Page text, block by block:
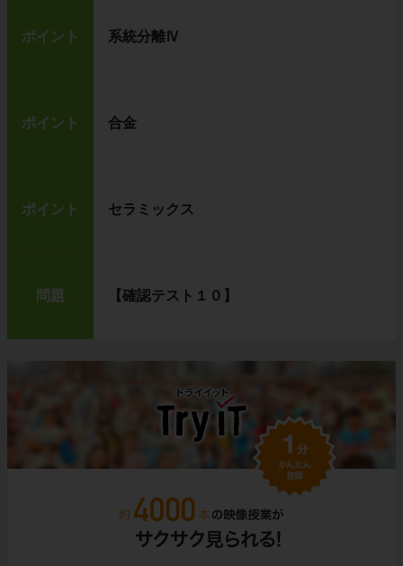
ポイント 系統分離Ⅳ
ポイント 合金
ポイント セラミックス
問題 【確認テスト１０】